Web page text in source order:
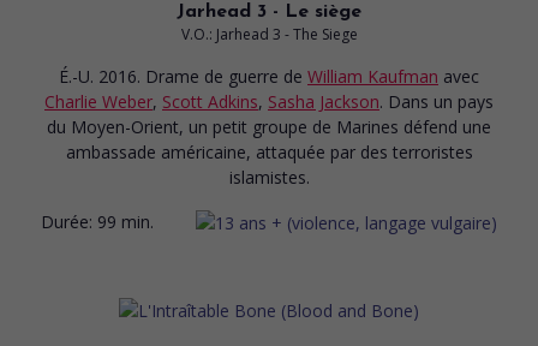
Jarhead 3 - Le siège
V.O.: Jarhead 3 - The Siege
É.-U. 2016. Drame de guerre de William Kaufman avec
Charlie Weber, Scott Adkins, Sasha Jackson. Dans un pays
du Moyen-Orient, un petit groupe de Marines défend une
ambassade américaine, attaquée par des terroristes
islamistes.
Durée: 99 min.